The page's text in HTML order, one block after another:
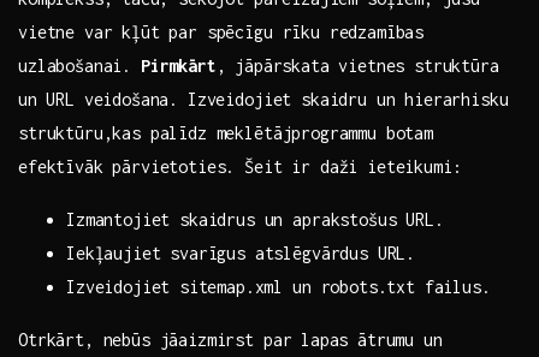
vietne var kļūt par spēcīgu​ rīku redzamības
uzlabošanai. Pirmkārt ,⁢ jāpārskata ​vietnes struktūra​
un ⁤URL veidošana. ‌Izveidojiet‍ skaidru un hierarhisku
struktūru,kas palīdz meklētājprogrammu ​botam
efektīvāk ​pārvietoties. Šeit ​ir daži ieteikumi:
Izmantojiet skaidrus un aprakstošus URL.
Iekļaujiet ‍svarīgus atslēgvārdus URL.
Izveidojiet⁣ sitemap.xml un robots.txt failus.
Otrkārt, nebūs‌ jāaizmirst par⁤ lapas ātrumu un